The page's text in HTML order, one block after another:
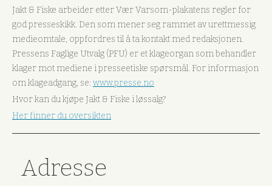
Jakt & Fiske arbeider etter Vær Varsom-plakatens regler for
god presseskikk. Den som mener seg rammet av urettmessig
medieomtale, oppfordres til å ta kontakt med redaksjonen.
Pressens Faglige Utvalg (PFU) er et klageorgan som behandler
klager mot mediene i presseetiske spørsmål. For informasjon
om klageadgang, se: www.presse.no
Hvor kan du kjøpe Jakt & Fiske i løssalg?
Her finner du oversikten
Adresse